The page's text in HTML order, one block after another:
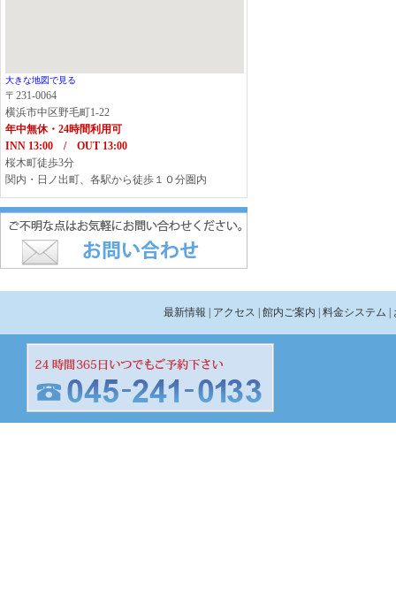
大きな地図で見る
〒231-0064
横浜市中区野毛町1-22
年中無休・24時間利用可
INN 13:00 / OUT 13:00
桜木町徒歩3分
関内・日ノ出町、各駅から徒歩１０分圏内
最新情報 | アクセス | 館内ご案内 | 料金システム